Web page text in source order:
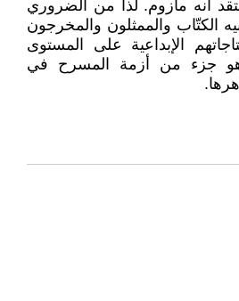
أنه مأزوم. لذا من الضروري
الكتّاب والممثلون والمخرجون
الإبداعية على المستوى
هو جزء من أزمة المسرح في